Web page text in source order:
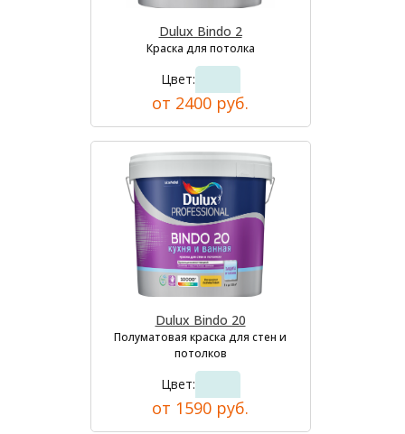
Dulux Bindo 2
Краска для потолка
Цвет:
от 2400 руб.
Dulux Bindo 20
Полуматовая краска для стен и
потолков
Цвет:
от 1590 руб.